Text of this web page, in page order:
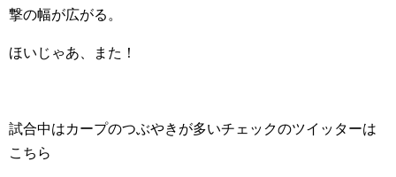
撃の幅が広がる。
ほいじゃあ、また！
試合中はカープのつぶやきが多いチェックのツイッターは
こちら